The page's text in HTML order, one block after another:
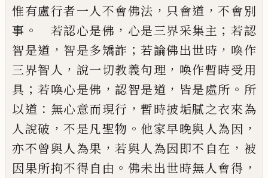
惟有盧行者一人不會佛法 ， 只會道 ，不會別
事 。 若認心是佛 ， 心是三界采集主 ； 若認
智是道 ， 智是多矯詐 ； 若論佛出世時 ， 喚作
三界智人 ， 說一切教義句理 ， 喚作暫時受用
具 ； 若喚心是佛 ，認智是道 ， 皆是處所 。 所
以道 ： 無心意而現行 ，暫時披垢膩之衣來為
人說破 ，不是凡聖物 。 他家早晚與人為因 ，
亦不曾與人為果 ，若與人為因即不自在 ， 被
因果所拘不得自由 。 佛未出世時無人會得 ，